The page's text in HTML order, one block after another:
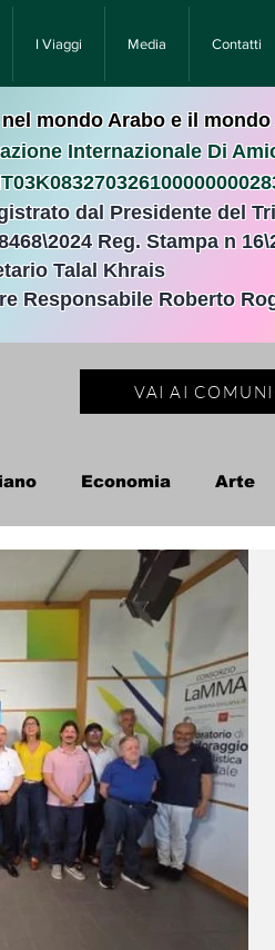
I Viaggi Media Contatti
nel mondo Arabo e il
Internazionale Di
dal Presidente del
Reg. Stampa n
Talal Khrais
Responsabile Roberto
VAI AI
Economia Arte
Stampa Cronaca
Archeologia
Teatro Lega
Gastronomia